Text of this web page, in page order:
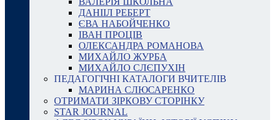
ДАНІІЛ РЕБЕРТ
ЄВА НАБОЙЧЕНКО
ІВАН ПРОЦІВ
ОЛЕКСАНДРА РОМАНОВА
МИХАЙЛО ЖУРБА
МИХАЙЛО СЛЄПУХІН
ПЕДАГОГІЧНІ КАТАЛОГИ ВЧИТЕЛІВ
МАРИНА СЛЮСАРЕНКО
ОТРИМАТИ ЗІРКОВУ СТОРІНКУ
STAR JOURNAL